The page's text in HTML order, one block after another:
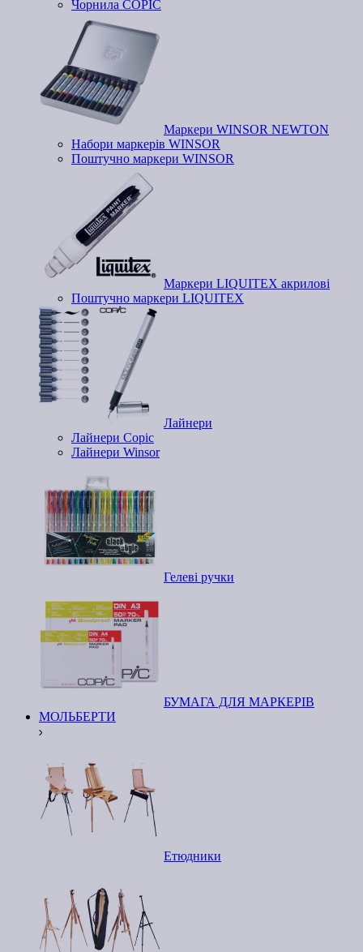
Чорнила COPIC
Маркери WINSOR NEWTON
Набори маркерів WINSOR
Поштучно маркери WINSOR
Маркери LIQUITEX акрилові
Поштучно маркери LIQUITEX
Лайнери
Лайнери Copic
Лайнери Winsor
Гелеві ручки
БУМАГА ДЛЯ МАРКЕРІВ
МОЛЬБЕРТИ
Етюдники